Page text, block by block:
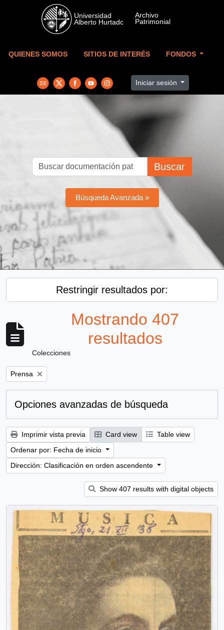
Skip to main content
QUIENES SOMOS SITIOS DE INTERÉS FONDOS
Iniciar sesión
Buscar
Búsqueda Avanzada »
Restringir resultados por:
Mostrando 407
resultados
Colecciones
Remove filter:
Prensa
Opciones avanzadas de búsqueda
Imprimir vista previa Card view
Table view
Ordenar por: Fecha de inicio
Dirección: Clasificación en orden ascendente
Show 407 results with digital objects